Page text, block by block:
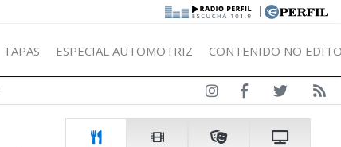
|
TAPAS ESPECIAL AUTOMOTRIZ CONTENIDO NO